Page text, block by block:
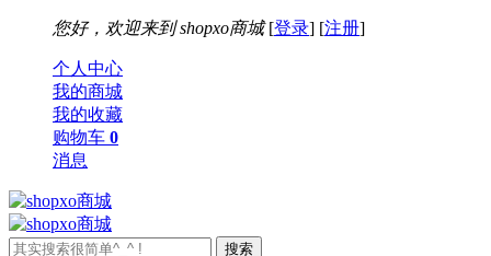
您好，欢迎来到 shopxo商城[登录] [注册]
个人中心
我的商城
我的收藏
购物车 0
消息